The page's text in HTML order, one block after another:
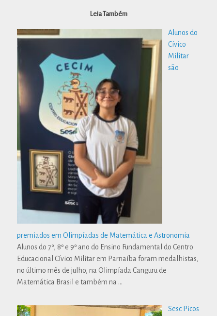
Leia Também
Alunos do
Cívico
Militar
são
premiados em Olimpíadas de Matemática e Astronomia
Alunos do 7º, 8º e 9º ano do Ensino Fundamental do Centro
Educacional Cívico Militar em Parnaíba foram medalhistas,
no último mês de julho, na Olimpíada Canguru de
Matemática Brasil e também na …
Sesc Picos